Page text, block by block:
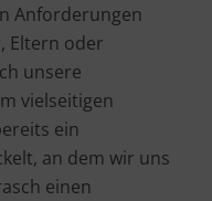
Anforderungen
Eltern oder
unsere
vielseitigen
ein
an dem wir uns
einen